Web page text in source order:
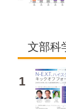
文部科